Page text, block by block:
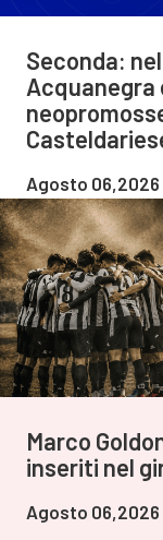
Seconda:
Acquanegra
Agosto 06,2026
Marco
inseriti nel
Agosto 06,2026